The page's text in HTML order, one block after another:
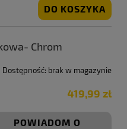
DO KOSZYKA
Chrom
Dostępność: brak w magazynie
419,99 zł
POWIADOM O